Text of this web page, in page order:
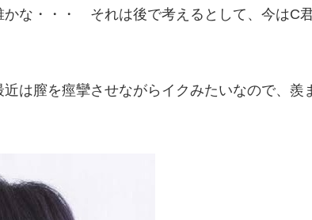
な・・・ それは後で考えるとして、今はC
は膣を痙攣させながらイクみたいなので、羨